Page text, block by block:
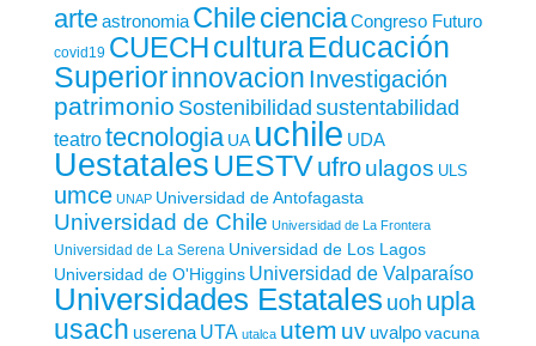
arteastronomia Chileciencia Congreso Futuro
covid19 CUECHculturaEducación
Superiorinnovacion Investigación
patrimonio Sostenibilidad sustentabilidad
teatrotecnologia UA uchile UDA
Uestatales UESTVufroulagos ULS
umce UNAP Universidad de Antofagasta
Universidad de Chile Universidad de La Frontera
Universidad de La Serena Universidad de Los Lagos
Universidad de O'Higgins Universidad de Valparaíso
Universidades Estatales uoh upla
usach userena UTA utalca utem uv uvalpo vacuna